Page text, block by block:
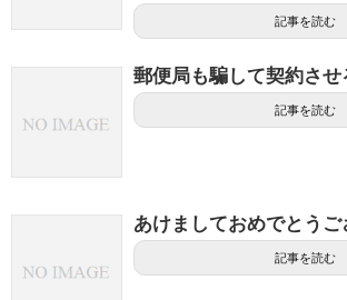
記事を読む
郵便局も騙して契約させ
記事を読む
あけましておめでとうご
記事を読む